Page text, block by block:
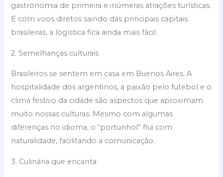
gastronomia de primeira e inúmeras atrações turísticas.
E com voos diretos saindo das principais capitais
brasileiras, a logística fica ainda mais fácil.
2. Semelhanças culturais
Brasileiros se sentem em casa em Buenos Aires. A
hospitalidade dos argentinos, a paixão pelo futebol e o
clima festivo da cidade são aspectos que aproximam
muito nossas culturas. Mesmo com algumas
diferenças no idioma, o “portunhol” flui com
naturalidade, facilitando a comunicação.
3. Culinária que encanta